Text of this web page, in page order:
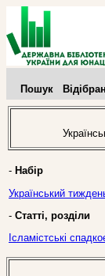
Пошук
- Набір
Український
- Статті, розділи
Ісламістські